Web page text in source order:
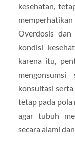
kesehatan,
Overdosis
kondisi
karena itu,
konsultasi
tetap pada pola
agar tubuh
secara alami